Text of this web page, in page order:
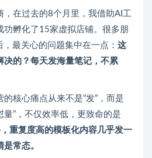
，在过去的8个月里，我借助AI工
孵化了15家虚拟店铺。很多朋
最关心的问题集中在一点： 这
决的？每天发海量笔记，不累
核心痛点从来不是“发”，而是
量”，不仅效率低，更致命的是
重复度高的模板化内容几乎发一
常态。